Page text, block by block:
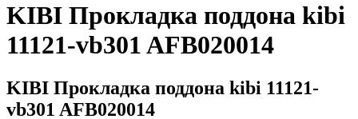
KIBI Прокладка поддона kibi
11121-vb301 AFB020014
KIBI Прокладка поддона kibi 11121-
vb301 AFB020014